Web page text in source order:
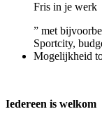
Fris in je werk
” met
Sportcity,
Mogelijkheid
Iedereen is welkom